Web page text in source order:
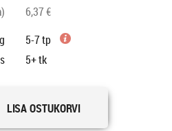
6,37 €
5-7 tp
5+tk
LISA OSTUKORVI